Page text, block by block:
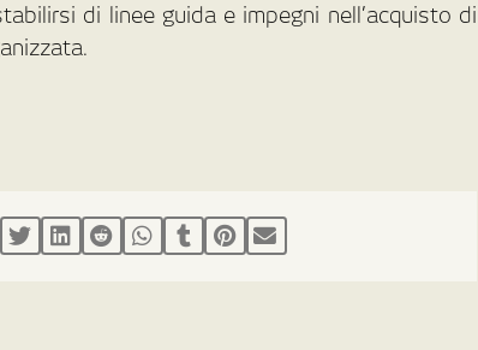
di linee guida e impegni nell’acquisto di